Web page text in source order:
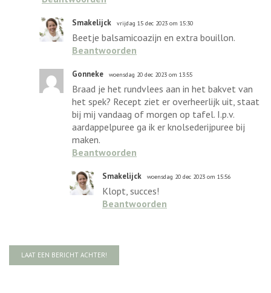
Smakelijck vrijdag 15 dec 2023 om 15:30
Beetje balsamicoazijn en extra bouillon.
Beantwoorden
Gonneke woensdag 20 dec 2023 om 13:55
Braad je het rundvlees aan in het bakvet van
het spek? Recept ziet er overheerlijk uit, staat
bij mij vandaag of morgen op tafel. I.p.v.
aardappelpuree ga ik er knolsederijpuree bij
maken.
Beantwoorden
Smakelijck woensdag 20 dec 2023 om 15:56
Klopt, succes!
Beantwoorden
LAAT EEN BERICHT ACHTER!